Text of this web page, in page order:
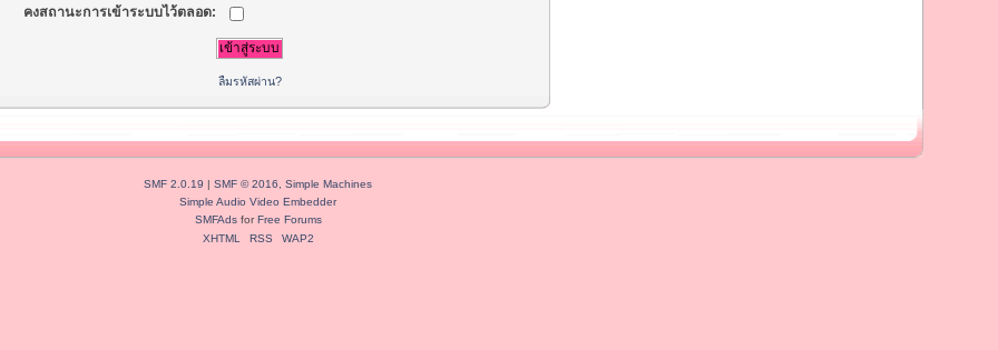
คงสถานะการเข้าระบบไว้ตลอด:
ลืมรหัสผ่าน?
SMF 2.0.19 | SMF © 2016, Simple Machines
Simple Audio Video Embedder
SMFAdsforFree Forums
XHTML
RSS WAP2